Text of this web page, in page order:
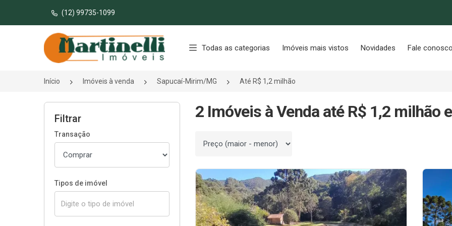
(12) 99735-1099
Página inicial
Todas as categorias Imóveis mais vistos Novidades Fale conosco
Início Imóveis à venda Sapucaí-Mirim/MG Até R$ 1,2 milhão
Filtrar
Transação
Tipos de imóvel
2 Imóveis à Venda até R$ 1,2 milhão
Ordenar por